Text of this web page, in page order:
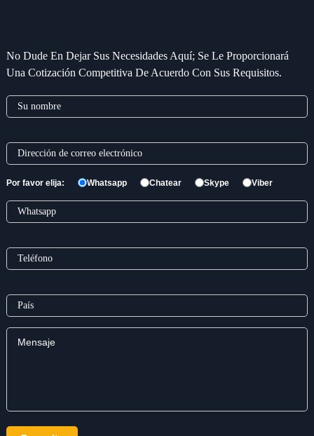
No Dude En Dejar Sus Necesidades Aquí; Se Le Proporcionará
Una Cotización Competitiva De Acuerdo Con Sus Requisitos.
Por favor elija: Whatsapp Chatear Skype Viber